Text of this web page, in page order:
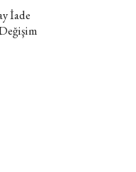
İade